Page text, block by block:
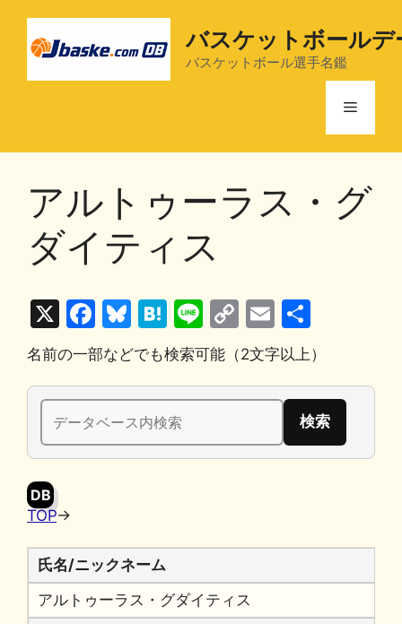
バスケットボールデ
バスケットボール選手名鑑
メ
ュ
アルトゥーラス・グ
ダイティス
X
F
a
c
e
b
o
Bl
u
e
s
k
y
H
at
e
n
a
Li
n
e
C
o
p
y
n
E
m
ai
l
有
名前の一部などでも検索可能（2文字以上）
検
索:
DB
TOP→
氏名/ニックネーム
アルトゥーラス・グダイティス